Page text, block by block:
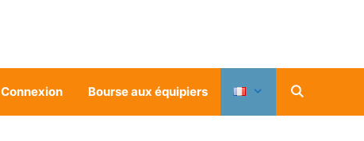
Connexion Bourse aux équipiers